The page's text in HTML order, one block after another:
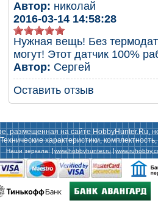
Автор: николай
2016-03-14 14:58:28
Нужная вещь! Без
могут! Этот датчик 100%
Автор: Сергей
Оставить отзыв
размещенная на сайте HobbyHunter.Ru,
Технические характеристики,
Наши зеркала: www.hobbyhunter.ru